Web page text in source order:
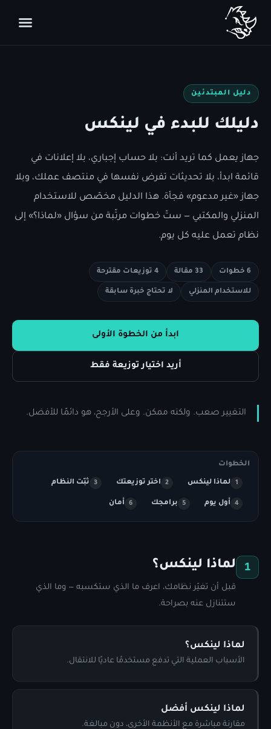
دليل المبتدئين
دليلك للبدء في لينكس
جهاز يعمل كما تريد أنت: بلا حساب إجباري، بلا إعلانات في
قائمة ابدأ، بلا تحديثات تفرض نفسها في منتصف عملك، وبلا
جهاز «غير مدعوم» فجأة. هذا الدليل مخصّص للاستخدام
المنزلي والمكتبي — ستّ خطوات مرتّبة من سؤال «لماذا؟» إلى
نظام تعمل عليه كل يوم.
6 خطوات 33 مقالة 4 توزيعات مقترحة
للاستخدام المنزلي لا تحتاج خبرة سابقة
ابدأ من الخطوة الأولى
أريد اختيار توزيعة فقط
التغيير صعب. ولكنه ممكن. وعلى الأرجح، هو دائمًا للأفضل.
الخطوات
1 لماذا لينكس 2 اختر توزيعتك 3 ثبّت النظام
4 أول يوم 5 برامجك 6 أمان
1 لماذا لينكس؟
قبل أن تغيّر نظامك، اعرف ما الذي ستكسبه — وما الذي
ستتنازل عنه بصراحة.
لماذا لينكس؟
الأسباب العملية التي تدفع مستخدمًا عاديًا للانتقال.
لماذا لينكس أفضل
مقارنة مباشرة مع الأنظمة الأخرى، دون مبالغة.